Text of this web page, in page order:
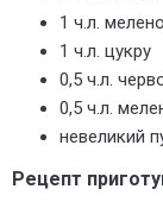
1 ч.л.
1 ч.л. цукру
0,5 ч.л.
0,5 ч.л.
невеликий
Рецепт